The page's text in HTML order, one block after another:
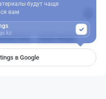
Kaspi Alaqan
в Google
будут чаще
вам